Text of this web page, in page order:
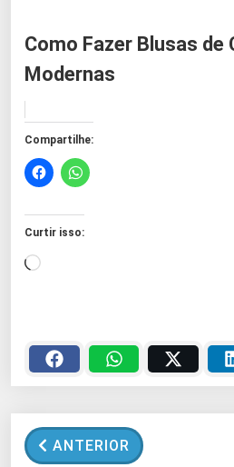
Como Fazer Blusas de
Modernas
Compartilhe:
Curtir isso:
C
e
g
n
d
ANTERIOR